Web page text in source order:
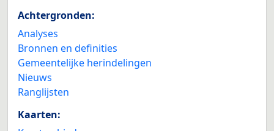
Achtergronden:
Analyses
Bronnen en definities
Gemeentelijke herindelingen
Nieuws
Ranglijsten
Kaarten: